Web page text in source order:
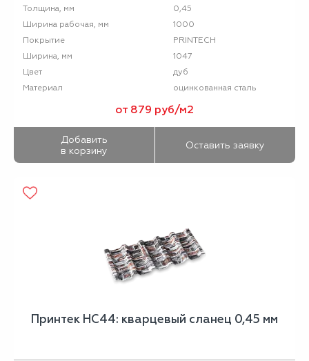
Толщина, мм
0,45
Ширина рабочая, мм
1000
Покрытие
PRINTECH
Ширина, мм
1047
Цвет
дуб
Материал
оцинкованная сталь
от 879 руб/м2
Добавить
в корзину
Оставить заявку
Принтек НС44: кварцевый сланец 0,45 мм